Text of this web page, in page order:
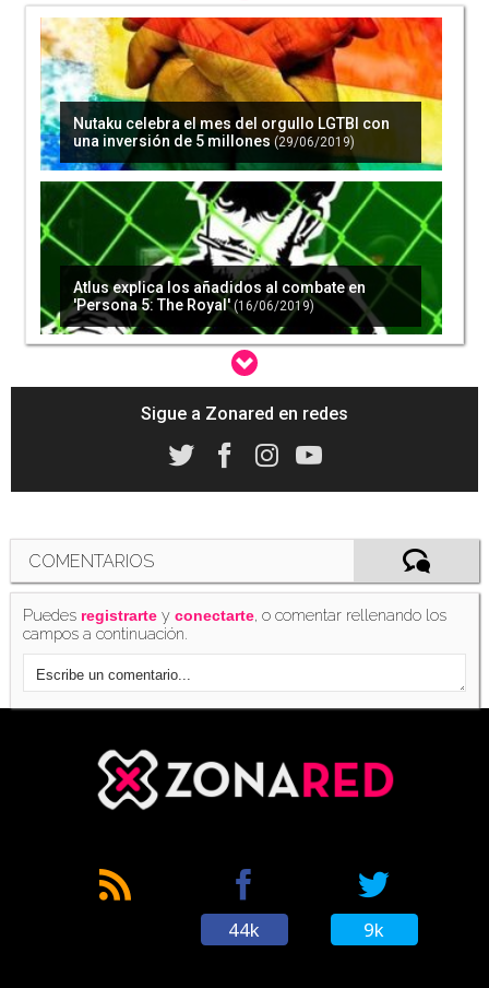
Nutaku celebra el mes del orgullo LGTBI con
una inversión de 5 millones
Atlus explica los añadidos al combate en
'Persona 5: The Royal' (16/06/2019)
Atlus cierra su año fiscal con pérdidas que
alcanzan los 900 millones
Sigue a Zonared en redes
COMENTARIOS
Puedes registrarte yconectarte, o comentar rellenando los
campos a continuación.
44k 9k